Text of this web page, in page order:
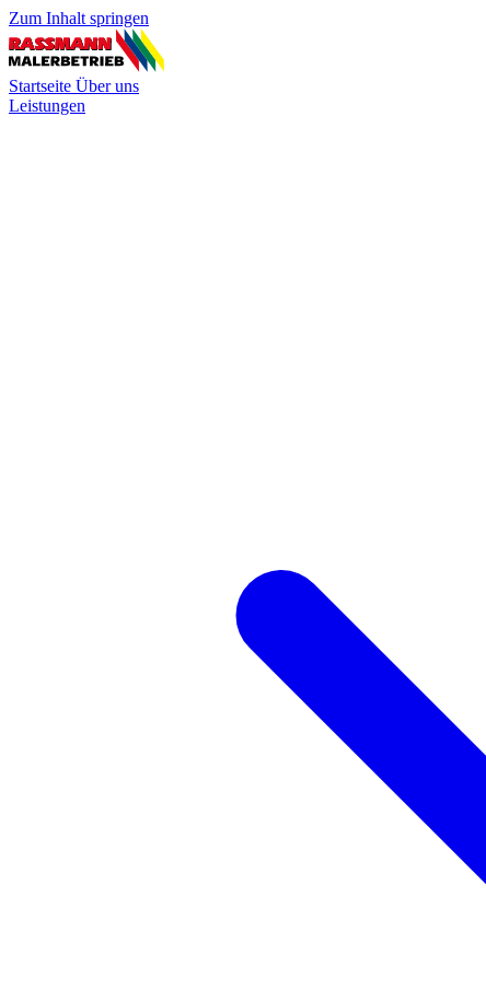
Zum Inhalt springen
Startseite Über uns
Leistungen